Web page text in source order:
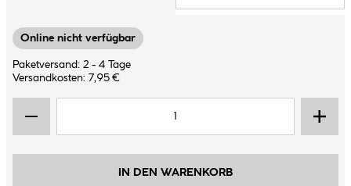
Online nicht verfügbar
Paketversand: 2 - 4 Tage
Versandkosten: 7,95 €
IN DEN WARENKORB